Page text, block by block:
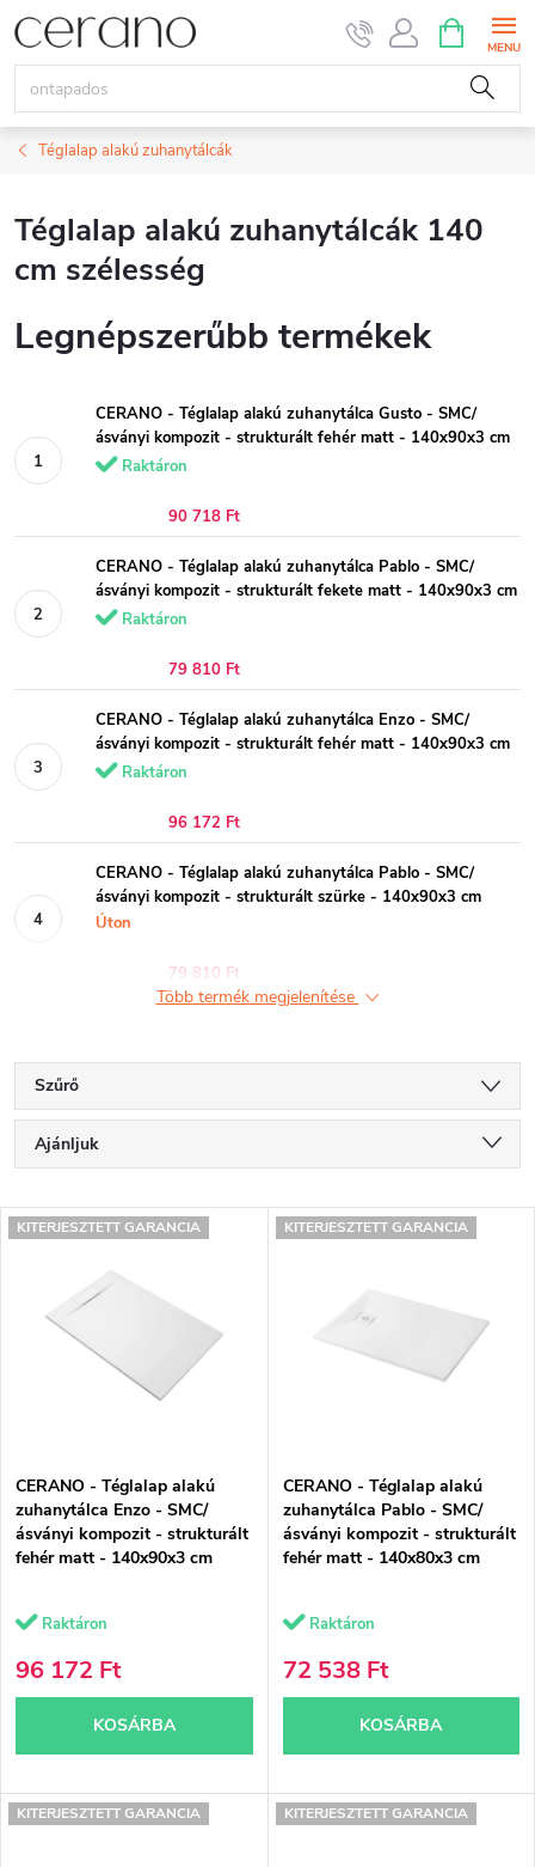
Ugrás
tartalomhoz
KOSÁR
Téglalap alakú zuhanytálcák
Téglalap alakú zuhanytálcák 140
cm szélesség
Legnépszerűbb termékek
CERANO - Téglalap alakú zuhanytálca Gusto - SMC/
ásványi kompozit - strukturált fehér matt - 140x90x3 cm
Raktáron
90 718 Ft
CERANO - Téglalap alakú zuhanytálca Pablo - SMC/
ásványi kompozit - strukturált fekete matt - 140x90x3 cm
Raktáron
79 810 Ft
CERANO - Téglalap alakú zuhanytálca Enzo - SMC/
ásványi kompozit - strukturált fehér matt - 140x90x3 cm
Raktáron
96 172 Ft
CERANO - Téglalap alakú zuhanytálca Pablo - SMC/
ásványi kompozit - strukturált szürke - 140x90x3 cm
Úton
79 810 Ft
Több termék megjelenítése
Szűrő
r
k
r
e
n
d
e
z
é
s
Ajánljuk
Legdrágább
Legnépszerűbb termékek
ABC szerint
T
e
k
i
s
t
á
j
KITERJESZTETT GARANCIA
CERANO - Téglalap alakú
zuhanytálca Enzo - SMC/
ásványi kompozit - strukturált
fehér matt - 140x90x3 cm
Raktáron
96 172 Ft
KOSÁRBA
KITERJESZTETT GARANCIA
CERANO - Téglalap alakú
zuhanytálca Pablo - SMC/
ásványi kompozit - strukturált
fehér matt - 140x80x3 cm
Raktáron
72 538 Ft
KOSÁRBA
KITERJESZTETT GARANCIA KITERJESZTETT GARANCIA